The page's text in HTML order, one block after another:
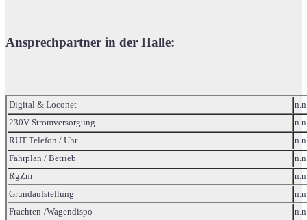
Ansprechpartner in der Halle:
Digital & Loconet
230V Stromversorgung
RUT Telefon / Uhr
Fahrplan / Betrieb
RgZm
Grundaufstellung
Frachten-/Wagendispo